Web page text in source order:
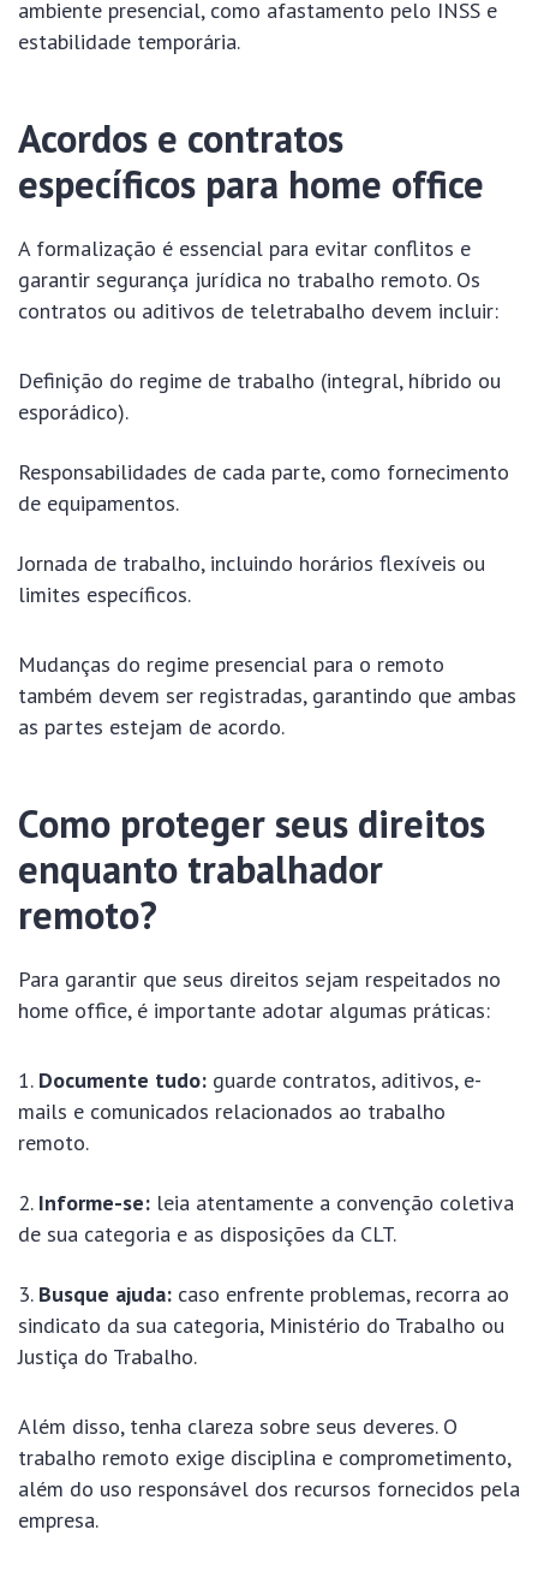
ambiente presencial, como afastamento pelo INSS e
estabilidade temporária.
Acordos e contratos
específicos para home office
A formalização é essencial para evitar conflitos e
garantir segurança jurídica no trabalho remoto. Os
contratos ou aditivos de teletrabalho devem incluir:
Definição do regime de trabalho (integral, híbrido ou
esporádico).
Responsabilidades de cada parte, como fornecimento
de equipamentos.
Jornada de trabalho, incluindo horários flexíveis ou
limites específicos.
Mudanças do regime presencial para o remoto
também devem ser registradas, garantindo que ambas
as partes estejam de acordo.
Como proteger seus direitos
enquanto trabalhador
remoto?
Para garantir que seus direitos sejam respeitados no
home office, é importante adotar algumas práticas:
Documente tudo: guarde contratos, aditivos, e-
mails e comunicados relacionados ao trabalho
remoto.
Informe-se: leia atentamente a convenção coletiva
de sua categoria e as disposições da CLT.
Busque ajuda: caso enfrente problemas, recorra ao
sindicato da sua categoria, Ministério do Trabalho ou
Justiça do Trabalho.
Além disso, tenha clareza sobre seus deveres. O
trabalho remoto exige disciplina e comprometimento,
além do uso responsável dos recursos fornecidos pela
empresa.